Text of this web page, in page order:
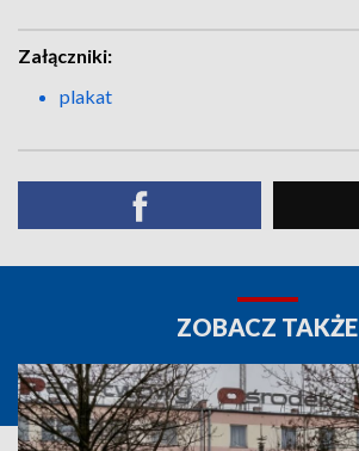
Załączniki:
plakat
ZOBACZ TAKŻE